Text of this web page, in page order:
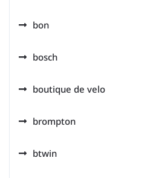
bon
bosch
boutique de velo
brompton
btwin